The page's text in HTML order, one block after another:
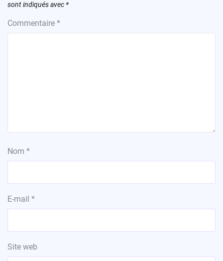
sont indiqués avec *
Commentaire *
Nom *
E-mail *
Site web